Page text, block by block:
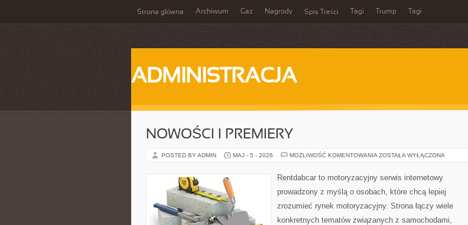
Strona główna Archiwum Gaz Nagrody Spis Treści Tagi Trump Tagi
ADMINISTRACJA
NOWOŚCI I PREMIERY
POSTED BY ADMIN MAJ - 5 - 2026 MOŻLIWOŚĆ KOMENTOWANIA NOWOŚCI
ZOSTAŁA WYŁĄCZONA
Rentdabcar to motoryzacyjny serwis internetowy
prowadzony z myślą o osobach, które chcą lepiej
zrozumieć rynek motoryzacyjny. Strona łączy wiele
konkretnych tematów związanych z samochodami,